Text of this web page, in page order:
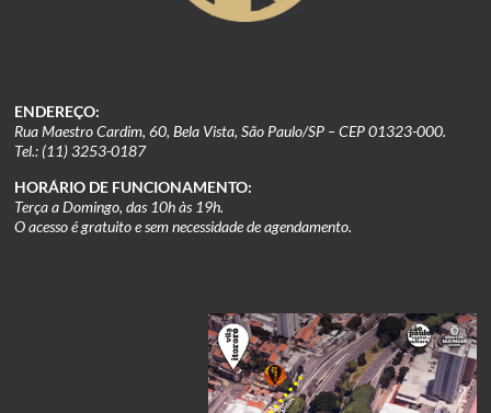
ENDEREÇO:
Rua Maestro Cardim, 60, Bela Vista, São Paulo/SP – CEP 01323-000.
Tel.: (11) 3253-0187
HORÁRIO DE FUNCIONAMENTO:
Terça a Domingo, das 10h às 19h.
O acesso é gratuito e sem necessidade de agendamento.